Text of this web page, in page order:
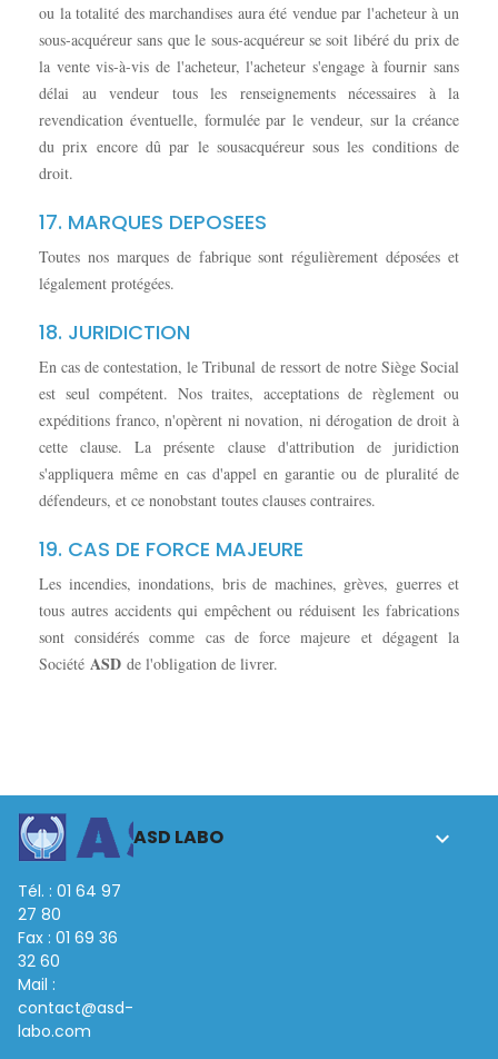
ou la totalité des marchandises aura été vendue par l'acheteur à un
sous-acquéreur sans que le sous-acquéreur se soit libéré du prix de
la vente vis-à-vis de l'acheteur, l'acheteur s'engage à fournir sans
délai au vendeur tous les renseignements nécessaires à la
revendication éventuelle, formulée par le vendeur, sur la créance
du prix encore dû par le sousacquéreur sous les conditions de
droit.
17. MARQUES DEPOSEES
Toutes nos marques de fabrique sont régulièrement déposées et
légalement protégées.
18. JURIDICTION
En cas de contestation, le Tribunal de ressort de notre Siège Social
est seul compétent. Nos traites, acceptations de règlement ou
expéditions franco, n'opèrent ni novation, ni dérogation de droit à
cette clause. La présente clause d'attribution de juridiction
s'appliquera même en cas d'appel en garantie ou de pluralité de
défendeurs, et ce nonobstant toutes clauses contraires.
19. CAS DE FORCE MAJEURE
Les incendies, inondations, bris de machines, grèves, guerres et
tous autres accidents qui empêchent ou réduisent les fabrications
sont considérés comme cas de force majeure et dégagent la
Société ASD de l'obligation de livrer.
Tél. : 01 64 97
27 80
Fax : 01 69 36
32 60
Mail :
contact@asd-
labo.com
ASD LABO 